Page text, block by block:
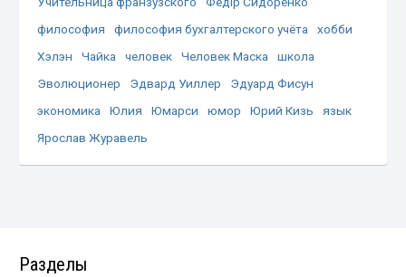
философия
философия бухгалтерского учёта
хобби
Хэлэн
Чайка человек Человек Маска
школа
Эволюционер
Эдвард Уиллер
Эдуард Фисун
экономика
Юлия Юмарси юмор Юрий Кизь
язык
Ярослав Журавель
Разделы